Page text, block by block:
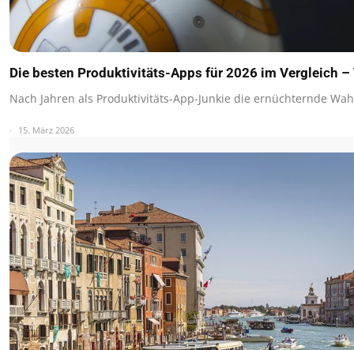
Die besten Produktivitäts-Apps für 2026 im Vergleich –
Nach Jahren als Produktivitäts-App-Junkie die ernüchternde
15. März 2026